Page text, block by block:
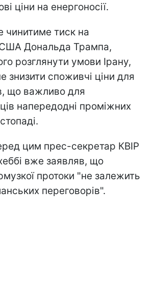
ціни на енергоносії.
чинитиме тиск на
Дональда Трампа,
розглянути умови Ірану,
знизити споживчі ціни для
що важливо для
напередодні проміжних
цим прес-секретар КВІР
вже заявляв, що
протоки "не залежить
переговорів".